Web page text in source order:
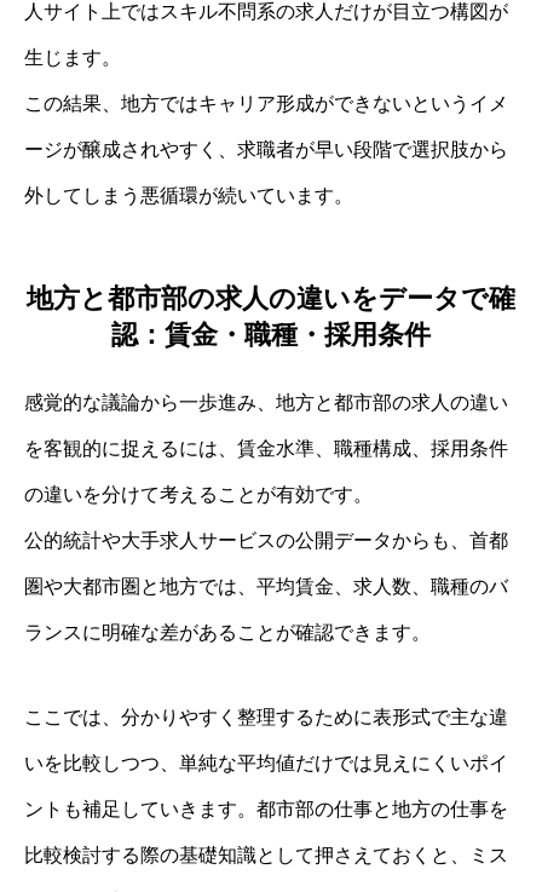
人サイト上ではスキル不問系の求人だけが目立つ構図が
生じます。
この結果、地方ではキャリア形成ができないというイメ
ージが醸成されやすく、求職者が早い段階で選択肢から
外してしまう悪循環が続いています。
地方と都市部の求人の違いをデータで確
認：賃金・職種・採用条件
感覚的な議論から一歩進み、地方と都市部の求人の違い
を客観的に捉えるには、賃金水準、職種構成、採用条件
の違いを分けて考えることが有効です。
公的統計や大手求人サービスの公開データからも、首都
圏や大都市圏と地方では、平均賃金、求人数、職種のバ
ランスに明確な差があることが確認できます。
ここでは、分かりやすく整理するために表形式で主な違
いを比較しつつ、単純な平均値だけでは見えにくいポイ
ントも補足していきます。都市部の仕事と地方の仕事を
比較検討する際の基礎知識として押さえておくと、ミス